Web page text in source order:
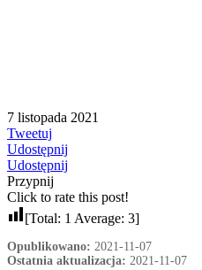
7 listopada 2021
Tweetuj
Udostępnij
Udostępnij
Przypnij
Click to rate this post!
[Total: 1 Average: 3]
Opublikowano: 2021-11-07
Ostatnia aktualizacja: 2021-11-07